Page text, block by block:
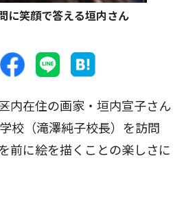
に笑顔で答える垣内さん
内在住の画家・垣内宣子さん
校（滝澤純子校長）を訪問
前に絵を描くことの楽しさに